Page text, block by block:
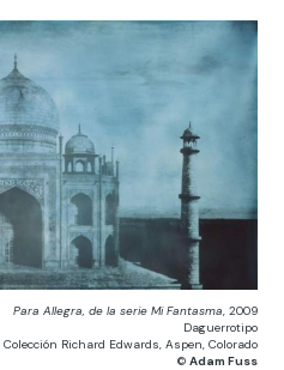
Para Allegra, de la serie Mi Fantasma, 2009
Daguerrotipo
Colección Richard Edwards, Aspen, Colorado
© Adam Fuss